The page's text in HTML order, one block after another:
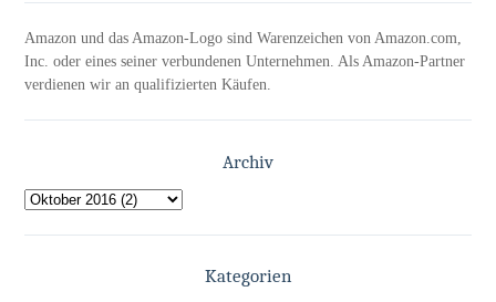
Amazon und das Amazon-Logo sind Warenzeichen von Amazon.com,
Inc. oder eines seiner verbundenen Unternehmen. Als Amazon-Partner
verdienen wir an qualifizierten Käufen.
Archiv
Kategorien